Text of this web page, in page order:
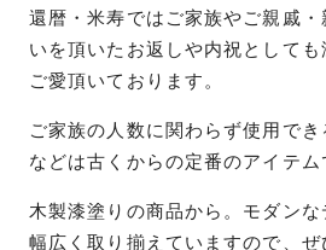
還暦・米寿ではご家族やご親戚
いを頂いたお返しや内祝として
ご愛頂いております。
ご家族の人数に関わらず使用で
などは古くからの定番のアイテム
木製漆塗りの商品から。モダン
幅広く取り揃えていますので、ぜ